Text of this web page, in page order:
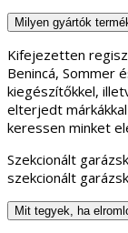
Milyen gyártók
Kifejezetten
Benincá, Sommer
kiegészítőkkel,
elterjedt
keressen minket
Szekcionált
szekcionált
Mit tegyek, ha